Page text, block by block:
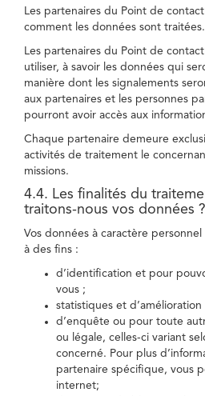
Les partenaires du Point de
comment les données sont traitées.
Les partenaires du Point de
utiliser, à savoir les données qui
manière dont les signalements
aux partenaires et les personnes
pourront avoir accès aux
Chaque partenaire demeure
activités de traitement le
missions.
4.4. Les finalités du
traitons-nous vos données ?
Vos données à caractère
à des fins :
d’identification et pour
vous ;
statistiques et d’amélioration
d’enquête ou pour toute
ou légale, celles-ci variant
concerné. Pour plus
partenaire spécifique, vous
internet;